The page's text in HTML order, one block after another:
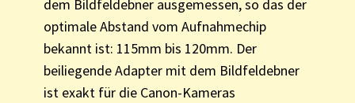
dem Bildfeldebner ausgemessen, so das der
optimale Abstand vom Aufnahmechip
bekannt ist: 115mm bis 120mm. Der
beiliegende Adapter mit dem Bildfeldebner
ist exakt für die Canon-Kameras